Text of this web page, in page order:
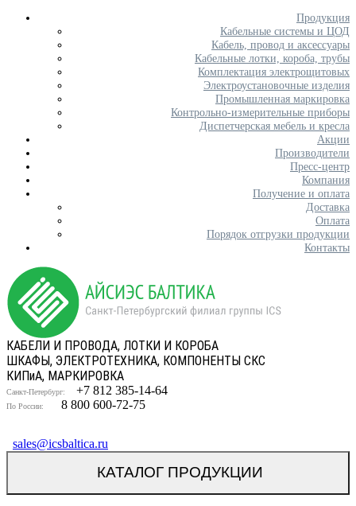
Продукция
Кабельные системы и ЦОД
Кабель, провод и аксессуары
Кабельные лотки, короба, трубы
Комплектация электрощитовых
Электроустановочные изделия
Промышленная маркировка
Контрольно-измерительные приборы
Диспетчерская мебель и кресла
Акции
Производители
Пресс-центр
Компания
Получение и оплата
Доставка
Оплата
Порядок отгрузки продукции
Контакты
КАБЕЛИ И ПРОВОДА, ЛОТКИ И КОРОБА
ШКАФЫ, ЭЛЕКТРОТЕХНИКА, КОМПОНЕНТЫ СКС
КИПиА, МАРКИРОВКА
Санкт-Петербург: +7 812 385-14-64
По России: 8 800 600-72-75
sales@icsbaltica.ru
КАТАЛОГ ПРОДУКЦИИ